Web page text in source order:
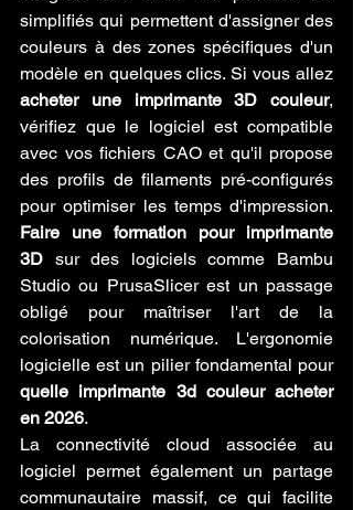
simplifiés qui permettent d'assigner des
couleurs à des zones spécifiques d'un
acheter une imprimante 3D couleur,
vérifiez que le logiciel est compatible
avec vos fichiers CAO et qu'il propose
des profils de filaments pré-configurés
Faire une formation pour imprimante
3D sur des logiciels comme Bambu
Studio ou PrusaSlicer est un passage
obligé pour maîtriser l'art de la
colorisation numérique. L'ergonomie
logicielle est un pilier fondamental pour
quelle imprimante 3d couleur acheter
en 2026.
La connectivité cloud associée au
logiciel permet également un partage
communautaire massif, ce qui facilite